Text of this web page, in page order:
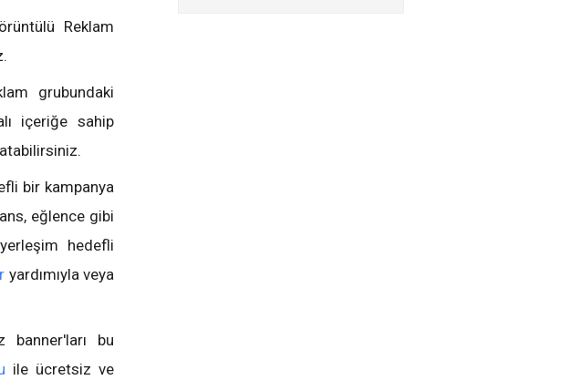
Reklam
grubundaki
içeriğe sahip
bir kampanya
eğlence gibi
hedefli
yardımıyla veya
banner'ları bu
ile ücretsiz ve